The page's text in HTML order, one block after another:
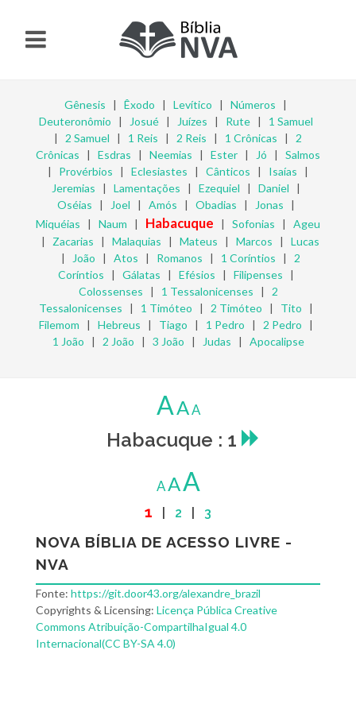
Gênesis | Êxodo | Levítico | Números |
Deuteronômio | Josué| Juízes | Rute| 1 Samuel
| 2 Samuel | 1 Reis | 2 Reis | 1 Crônicas | 2
Crônicas | Esdras | Neemias | Ester | Jó | Salmos
| Provérbios | Eclesiastes | Cânticos | Isaías |
Jeremias | Lamentações | Ezequiel | Daniel |
Oséias | Joel | Amós | Obadias | Jonas |
Miquéias | Naum | Habacuque | Sofonias | Ageu
| Zacarias | Malaquias | Mateus | Marcos | Lucas
|
João | Atos | Romanos | 1 Coríntios | 2
Coríntios | Gálatas | Efésios | Filipenses |
Colossenses | 1 Tessalonicenses | 2
Tessalonicenses | 1 Timóteo | 2 Timóteo | Tito |
Filemom | Hebreus | Tiago | 1 Pedro | 2 Pedro |
1 João | 2 João | 3 João | Judas | Apocalipse
AAA
Habacuque : 1
AAA
1 2 3
NOVA BÍBLIA DE ACESSO LIVRE -
NVA
Fonte: https://git.door43.org/alexandre_brazil
Copyrights & Licensing: Licença Pública Creative
Commons Atribuição-CompartilhaIgual 4.0
Internacional(CC BY-SA 4.0)